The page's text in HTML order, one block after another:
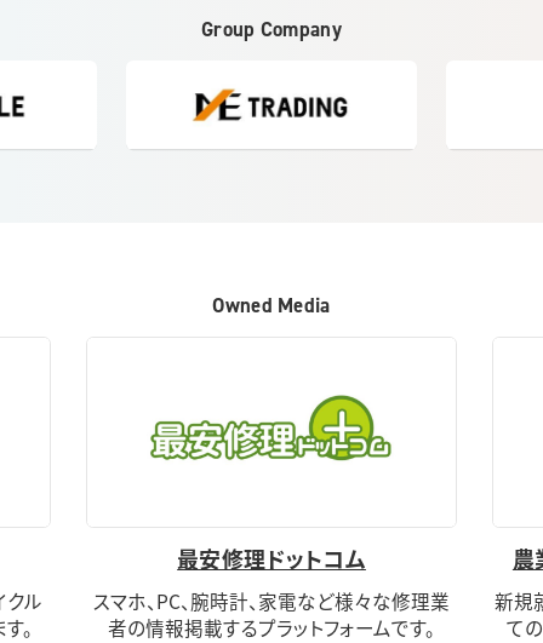
Group Company
Owned Media
クル
。
最安修理ドットコム
スマホ、PC、腕時計、家電など様々な修理業
者の情報掲載するプラットフォームです。
農
新規
て